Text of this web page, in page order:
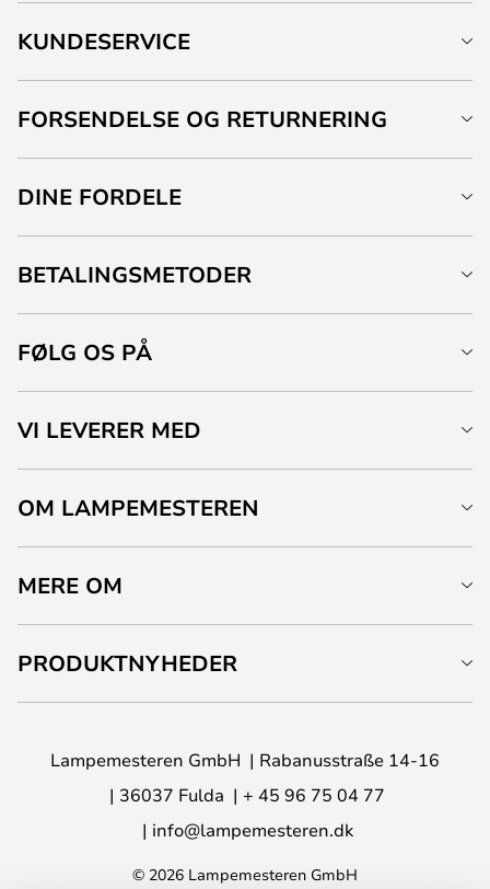
KUNDESERVICE
FORSENDELSE OG RETURNERING
DINE FORDELE
BETALINGSMETODER
FØLG OS PÅ
VI LEVERER MED
OM LAMPEMESTEREN
MERE OM
PRODUKTNYHEDER
Lampemesteren GmbH
Rabanusstraße 14-16
36037 Fulda
+ 45 96 75 04 77
info@lampemesteren.dk
© 2026 Lampemesteren GmbH